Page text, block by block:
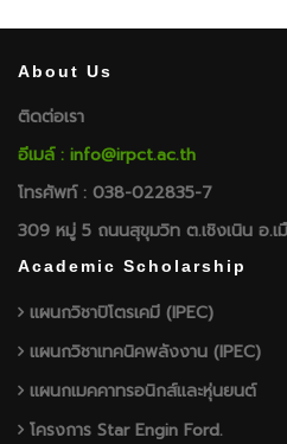
About Us
ติดต่อเรา
อีเมล์ : info@irpct.ac.th
โทรศัพท์ : 038-022835-7
309 หมู่ 5 ถนนสุขุมวิท ต.เชิงเนิน อ.
Academic Scholarship
แผนกวิชาปิโตรเคมี (IPEC)
แผนกวิชาเทคนิคพลังงาน (IPEC)
แผนกเมคคาทรอนิกส์และหุ่นยนต์
โครงการ Star Engin Ford.